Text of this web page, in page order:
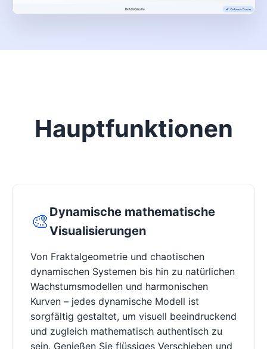
Hauptfunktionen
🎨 Dynamische mathematische
Visualisierungen
Von Fraktalgeometrie und chaotischen
dynamischen Systemen bis hin zu natürlichen
Wachstumsmodellen und harmonischen
Kurven – jedes dynamische Modell ist
sorgfältig gestaltet, um visuell beeindruckend
und zugleich mathematisch authentisch zu
sein. Genießen Sie flüssiges Verschieben und